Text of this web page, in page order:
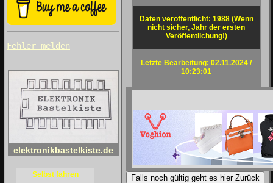
Fehler melden
elektronikbastelkiste.de
Selbst fahren
Daten veröffentlicht: 1988 (Wenn
nicht sicher, Jahr der ersten
Veröffentlichung!)
Letzte Bearbeitung: 02.11.2024 /
10:23:01
Falls noch gültig geht es hier Zurück